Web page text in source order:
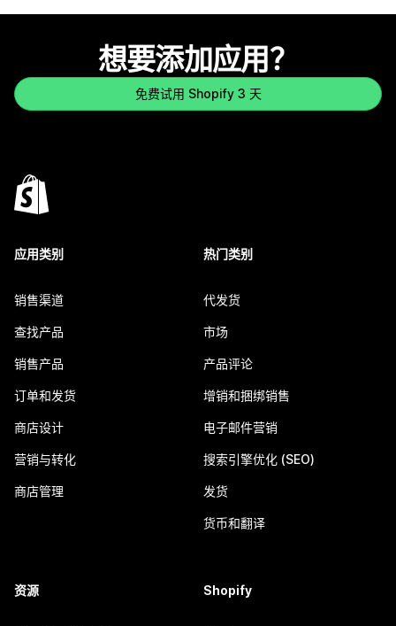
想要添加应用？
免费试用 Shopify 3 天
应用类别
销售渠道
查找产品
销售产品
订单和发货
商店设计
营销与转化
商店管理
热门类别
代发货
市场
产品评论
增销和捆绑销售
电子邮件营销
搜索引擎优化 (SEO)
发货
货币和翻译
资源 Shopify